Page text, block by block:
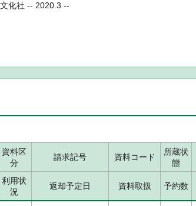
化社 -- 2020.3 --
資料区
分
請求記号 資料コード
所蔵状
態
利用状
況
返却予定日 資料取扱 予約数